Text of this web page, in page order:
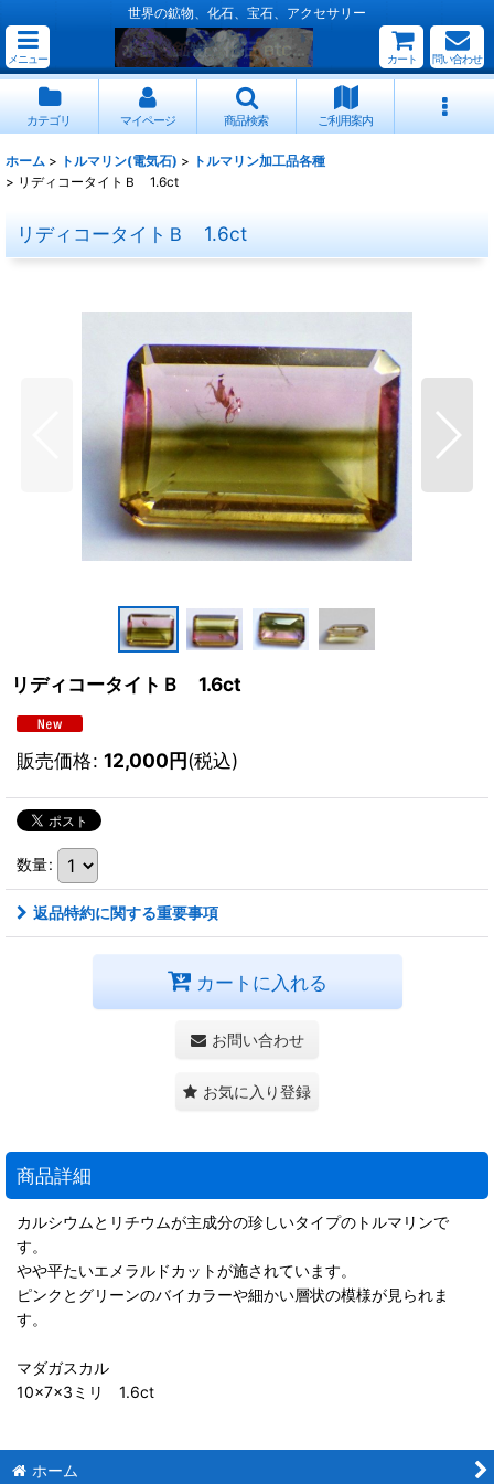
世界の鉱物、化石、宝石、アクセサリー
メニュー カート 問い合わせ
カテゴリ マイページ 商品検索 ご利用案内
ホーム > トルマリン(電気石) > トルマリン加工品各種
> リディコータイトＢ 1.6ct
リディコータイトＢ 1.6ct
リディコータイトＢ 1.6ct
販売価格: 12,000円(税込)
数量:
返品特約に関する重要事項
カートに入れる
お問い合わせ
お気に入り登録
商品詳細
カルシウムとリチウムが主成分の珍しいタイプのトルマリンで
す。
やや平たいエメラルドカットが施されています。
ピンクとグリーンのバイカラーや細かい層状の模様が見られま
す。
マダガスカル
10×7×3ミリ 1.6ct
ホーム